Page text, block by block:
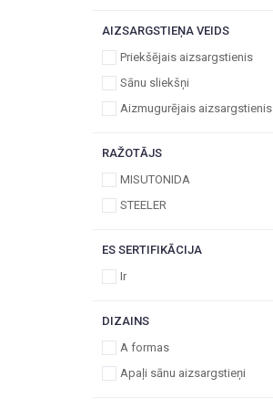
AIZSARGSTIEŅA VEIDS
Priekšējais aizsargstienis
Sānu sliekšņi
Aizmugurējais aizsargstienis
RAŽOTĀJS
MISUTONIDA
STEELER
ES SERTIFIKĀCIJA
Ir
DIZAINS
A formas
Apaļi sānu aizsargstieņi